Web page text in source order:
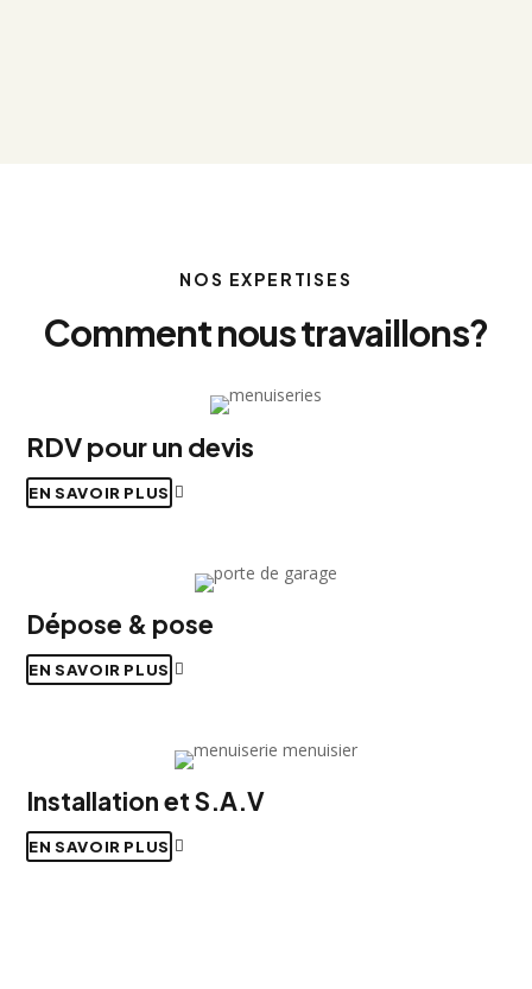
NOS EXPERTISES
Comment nous travaillons?
RDV pour un devis
EN SAVOIR PLUS
Dépose & pose
EN SAVOIR PLUS
Installation et S.A.V
EN SAVOIR PLUS